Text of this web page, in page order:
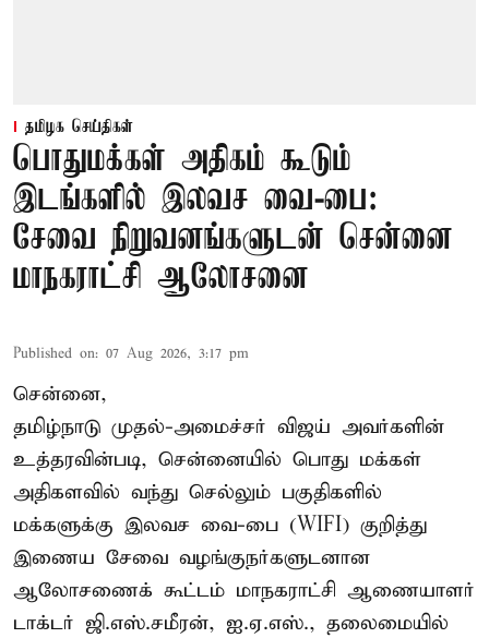
தமிழக செய்திகள்
பொதுமக்கள் அதிகம் கூடும்
இடங்களில் இலவச வை-பை:
சேவை நிறுவனங்களுடன் சென்னை
மாநகராட்சி ஆலோசனை
Published on: 07 Aug 2026, 3:17 pm
சென்னை,
தமிழ்நாடு முதல்-அமைச்சர் விஜய் அவர்களின்
உத்தரவின்படி, சென்னையில் பொது மக்கள்
அதிகளவில் வந்து செல்லும் பகுதிகளில்
மக்களுக்கு இலவச வை-பை (WIFI) குறித்து
இணைய சேவை வழங்குநர்களுடனான
ஆலோசணைக் கூட்டம் மாநகராட்சி ஆணையாளர்
டாக்டர் ஜி.எஸ்.சமீரன், ஐ.ஏ.எஸ்., தலைமையில்